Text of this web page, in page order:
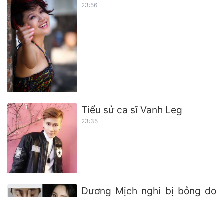
23:56
Tiểu sử ca sĩ Vanh Leg
23:35
Dương Mịch nghi bị bỏng do